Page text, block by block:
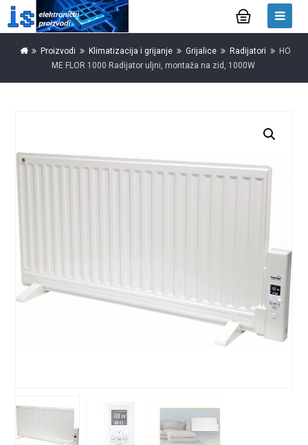
Proizvodi Klimatizacija i grijanje Grijalice Radijatori
HO
ME FLOR 1000 Radijator uljni, montaža na zid, 1000W